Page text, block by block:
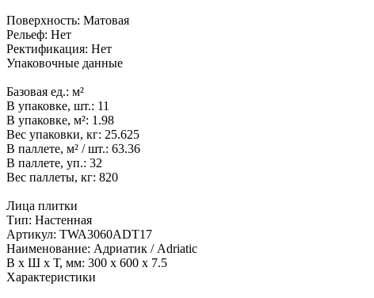
Поверхность: Матовая
Рельеф: Нет
Ректификация: Нет
Упаковочные данные
Базовая ед.: м²
В упаковке, шт.: 11
В упаковке, м²: 1.98
Вес упаковки, кг: 25.625
В паллете, м² / шт.: 63.36
В паллете, уп.: 32
Вес паллеты, кг: 820
Лица плитки
Тип: Настенная
Артикул: TWA3060ADT17
Наименование: Адриатик / Adriatic
В x Ш x Т, мм: 300 x 600 x 7.5
Характеристики